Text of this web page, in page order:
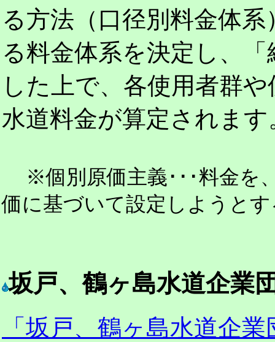
る方法（口径別料金体
る料金体系を決定し、
した上で、各使用者群
水道料金が算定されます
※個別原価主義･･･料金を
価に基づいて設定しようと
坂戸、鶴ヶ島水道企業
「坂戸、鶴ヶ島水道企